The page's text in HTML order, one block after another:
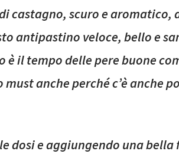
castagno, scuro e aromatico,
antipastino veloce, bello e
è il tempo delle pere buone
anche perché c’è anche
dosi e aggiungendo una